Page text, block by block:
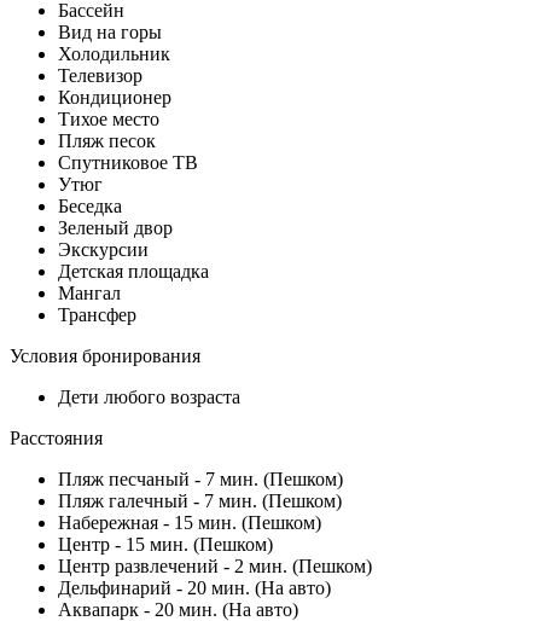
Бассейн
Вид на горы
Холодильник
Телевизор
Кондиционер
Тихое место
Пляж песок
Спутниковое ТВ
Утюг
Беседка
Зеленый двор
Экскурсии
Детская площадка
Мангал
Трансфер
Условия бронирования
Дети любого возраста
Расстояния
Пляж песчаный - 7 мин. (Пешком)
Пляж галечный - 7 мин. (Пешком)
Набережная - 15 мин. (Пешком)
Центр - 15 мин. (Пешком)
Центр развлечений - 2 мин. (Пешком)
Дельфинарий - 20 мин. (На авто)
Аквапарк - 20 мин. (На авто)